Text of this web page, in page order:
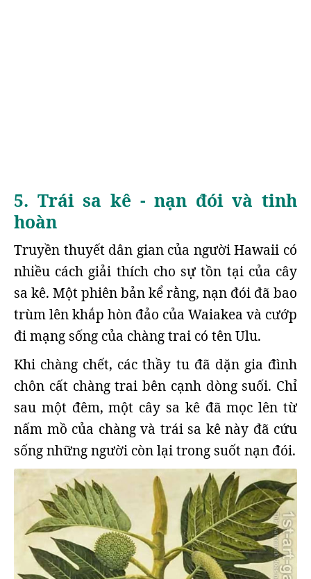
5. Trái sa kê - nạn đói và tinh
hoàn
Truyền thuyết dân gian của người Hawaii có
nhiều cách giải thích cho sự tồn tại của cây
sa kê. Một phiên bản kể rằng, nạn đói đã bao
trùm lên khắp hòn đảo của Waiakea và cướp
đi mạng sống của chàng trai có tên Ulu.
Khi chàng chết, các thầy tu đã dặn gia đình
chôn cất chàng trai bên cạnh dòng suối. Chỉ
sau một đêm, một cây sa kê đã mọc lên từ
nấm mồ của chàng và trái sa kê này đã cứu
sống những người còn lại trong suốt nạn đói.